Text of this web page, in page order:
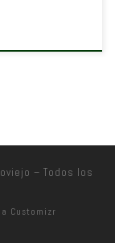
– Todos los
Customizr